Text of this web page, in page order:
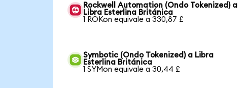
Rockwell Automation (Ondo Tokenized) a
Libra Esterlina Británica
1 ROKon equivale a 330,87 £
Symbotic (Ondo Tokenized) a Libra
Esterlina Británica
1 SYMon equivale a 30,44 £